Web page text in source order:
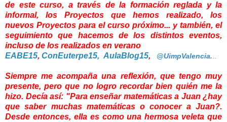
de este curso, a través de la formación reglada y la
informal, los Proyectos que hemos realizado, los
nuevos Proyectos para el curso próximo... y también, el
seguimiento que hacemos de los distintos eventos,
incluso de los realizados en verano
EABE15, ConEuterpe15, AulaBlog15, @UimpValencia...
Siempre me acompaña una reflexión, que tengo muy
presente, pero que no logro recordar bien quién me la
hizo. Decía así: "Para enseñar matemáticas a Juan ¿hay
que saber muchas matemáticas o conocer a Juan?.
Desde entonces, ella es como una hermosa veleta que